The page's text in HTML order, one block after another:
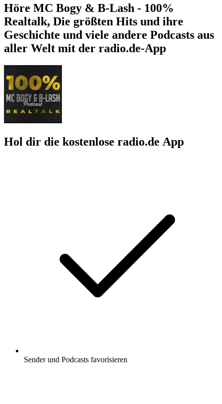
Höre MC Bogy & B-Lash - 100%
Realtalk, Die größten Hits und ihre
Geschichte und viele andere Podcasts aus
aller Welt mit der radio.de-App
Hol dir die kostenlose radio.de App
Sender und Podcasts favorisieren